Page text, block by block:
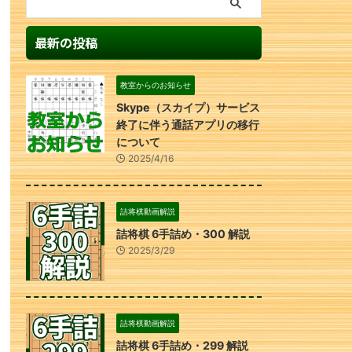
最新の投稿
教室からのお知らせ
Skype（スカイプ）サービス
終了に伴う通話アプリの移行
について
2025/4/16
詰将棋動画解説
詰将棋 6手詰め・300 解説
2025/3/29
詰将棋動画解説
詰将棋 6手詰め・299 解説